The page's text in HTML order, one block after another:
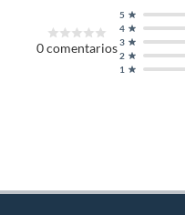
Apto para lavavajillas
0comentarios
1
2
3
4
5